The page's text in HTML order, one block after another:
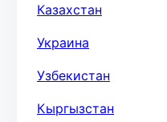
Казахстан
Украина
Узбекистан
Кыргызстан